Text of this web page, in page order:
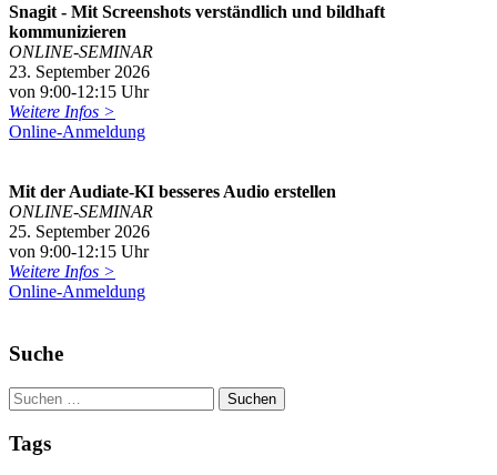
Snagit - Mit Screenshots verständlich und bildhaft
kommunizieren
ONLINE-SEMINAR
23. September 2026
von 9:00-12:15 Uhr
Weitere Infos >
Online-Anmeldung
Mit der Audiate-KI besseres Audio erstellen
ONLINE-SEMINAR
25. September 2026
von 9:00-12:15 Uhr
Weitere Infos >
Online-Anmeldung
Suche
Tags